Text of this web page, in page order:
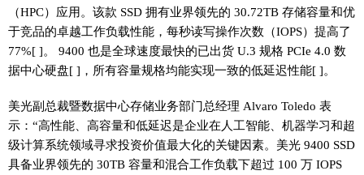
（HPC）应用。该款 SSD 拥有业界领先的 30.72TB 存储容量和优
于竞品的卓越工作负载性能，每秒读写操作次数（IOPS）提高了
77%[ ]。 9400 也是全球速度最快的已出货 U.3 规格 PCIe 4.0 数
据中心硬盘[ ]，所有容量规格均能实现一致的低延迟性能[ ]。
美光副总裁暨数据中心存储业务部门总经理 Alvaro Toledo 表
示：“高性能、高容量和低延迟是企业在人工智能、机器学习和超
级计算系统领域寻求投资价值最大化的关键因素。美光 9400 SSD
具备业界领先的 30TB 容量和混合工作负载下超过 100 万 IOPS